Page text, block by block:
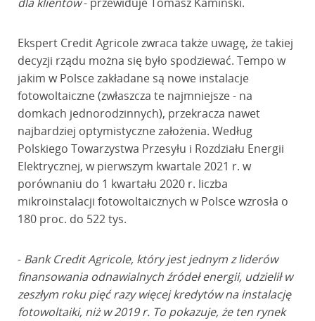
Ekspert Credit Agricole zwraca także uwagę, że takiej
decyzji rządu można się było spodziewać. Tempo w
jakim w Polsce zakładane są nowe instalacje
fotowoltaiczne (zwłaszcza te najmniejsze - na
domkach jednorodzinnych), przekracza nawet
najbardziej optymistyczne założenia. Według
Polskiego Towarzystwa Przesyłu i Rozdziału Energii
Elektrycznej, w pierwszym kwartale 2021 r. w
porównaniu do 1 kwartału 2020 r. liczba
mikroinstalacji fotowoltaicznych w Polsce wzrosła o
180 proc. do 522 tys.
- Bank Credit Agricole, który jest jednym z liderów
finansowania odnawialnych źródeł energii, udzielił w
zeszłym roku pięć razy więcej kredytów na instalację
fotowoltaiki, niż w 2019 r. To pokazuje, że ten rynek